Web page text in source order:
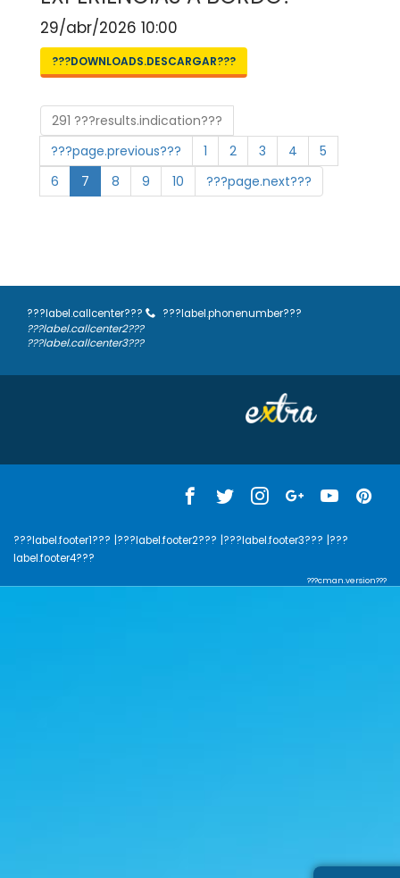
29/abr/2026 10:00
???DOWNLOADS.DESCARGAR???
291 ???results.indication???
???page.previous???
1 2 3 4
5
6
7 8 9 10 ???page.next???
???label.callcenter???
???label.phonenumber???
???label.callcenter2???
???label.callcenter3???
???label.footer1??? |???label.footer2??? |???label.footer3??? |???
label.footer4???
???cman.version???